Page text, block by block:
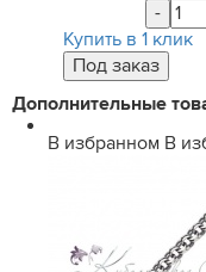
-
Купить в 1 клик
Дополнительные
В избранном В